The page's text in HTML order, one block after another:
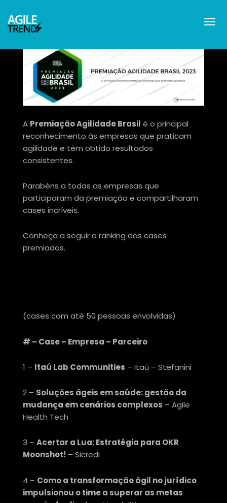
A Premiação Agilidade Brasil é o principal
reconhecimento às empresas que praticam
agilidade e têm obtido resultados
consistentes.
Parabéns a todas as empresas que
participaram da premiação e compartilharam
cases incríveis.
Conheça a seguir o ranking dos cases
premiados.
(cases com até 50 pessoas envolvidas)
# – Case – Empresa – Parceiro
1 – Itaú Lab Communities – Itaú – Stefanini
2 – Soluções ágeis em saúde: gestão da
mudança em cenários complexos – Agile
Health Tech
3 – Acertar a Lua: Estratégia para OKR
Moonshot! – Sicredi
4 – Como a transformação ágil no jurídico
impulsionou o time a superar as metas